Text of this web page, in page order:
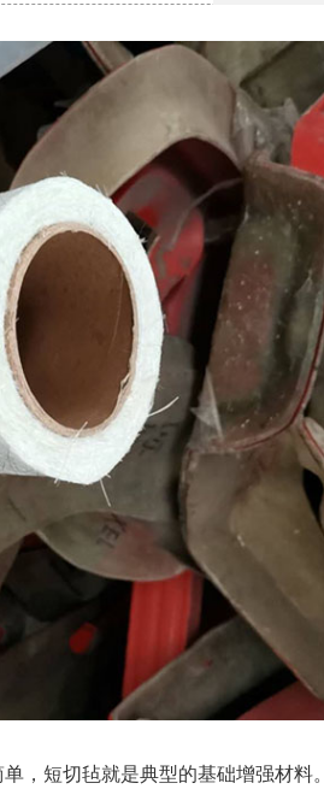
，短切毡就是典型的基础增强材料。